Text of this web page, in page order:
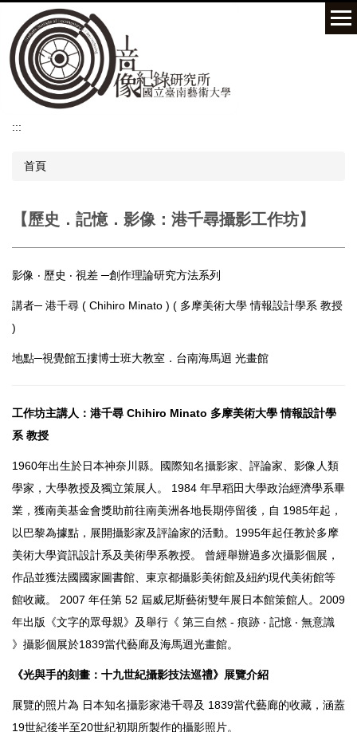
到
主
要
內
:::
首頁
【歷史．記憶．影像：港千尋攝影工作坊】
影像 ‧ 歷史 ‧ 視差 ─創作理論研究方法系列
講者─ 港千尋 ( Chihiro Minato ) ( 多摩美術大學 情報設計學系 教授
)
地點─視覺館五摟博士班大教室．台南海馬迴 光畫館
工作坊主講人：港千尋 Chihiro Minato 多摩美術大學 情報設計學
系 教授
1960年出生於日本神奈川縣。國際知名攝影家、評論家、影像人類
學家，大學教授及獨立策展人。 1984 年早稻田大學政治經濟學系畢
業，獲南美基金會獎助前往南美洲各地長期停留後，自 1985年起，
以巴黎為據點，展開攝影家及評論家的活動。1995年起任教於多摩
美術大學資訊設計系及美術學系教授。 曾經舉辦過多次攝影個展，
作品並獲法國國家圖書館、東京都攝影美術館及紐約現代美術館等
館收藏。 2007 年任第 52 屆威尼斯藝術雙年展日本館策館人。2009
年出版《文字的眾母親》及舉行《 第三自然 - 痕跡 ‧ 記憶 ‧ 無意識
》攝影個展於1839當代藝廊及海馬迴光畫館。
《光與手的刻畫：十九世紀攝影技法巡禮》展覽介紹
展覽的照片為 日本知名攝影家港千尋及 1839當代藝廊的收藏，涵蓋
19世紀後半至20世紀初期所製作的攝影照片。